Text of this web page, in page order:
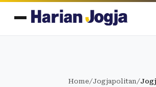
Home/Jogjapolitan/